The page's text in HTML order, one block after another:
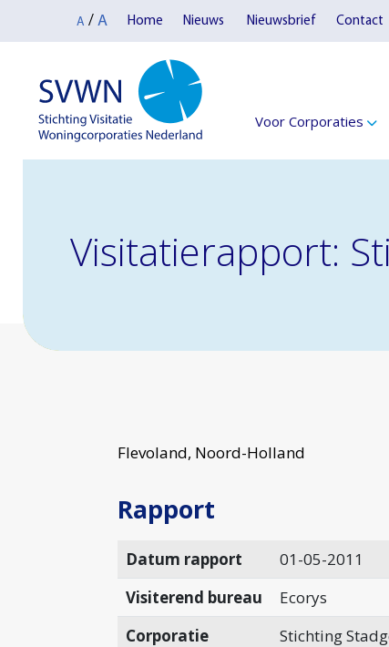
A / A Home Nieuws Nieuwsbrief Contact
Voor Corporaties
Visitatierapport:
Flevoland, Noord-Holland
Rapport
Datum rapport
01-05-2011
Visiterend bureau
Ecorys
Corporatie
Stichting